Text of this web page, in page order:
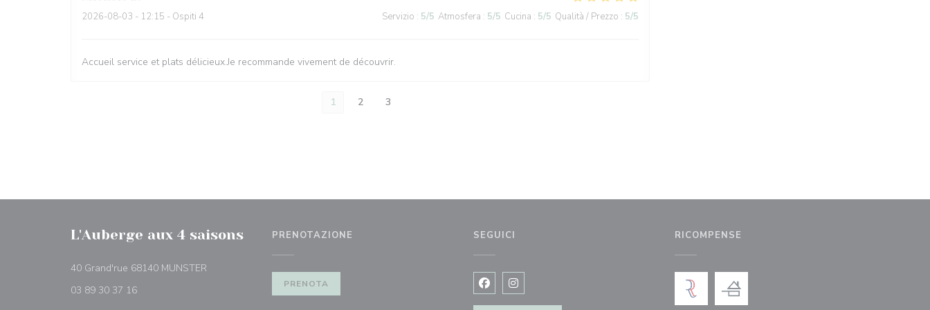
2026-08-03 - 12:15 - Ospiti 4 Servizio : 5/5 Atmosfera : 5/5 Cucina : 5/5 Qualità / Prezzo : 5/5
Accueil service et plats délicieux.Je recommande vivement de découvrir.
1 2 3
L'Auberge aux 4 saisons
40 Grand'rue 68140 MUNSTER
03 89 30 37 16
PRENOTAZIONE
PRENOTA
SEGUICI
Facebook ((apre una nuova finestra))
Instagram ((apre una nuova finestra))
RICOMPENSE